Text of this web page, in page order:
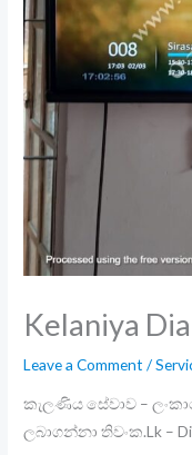
Kelaniya
Leave a Comment /
කැලණිය සේවාව –
ලබාගන්නා තිවංක.Lk –